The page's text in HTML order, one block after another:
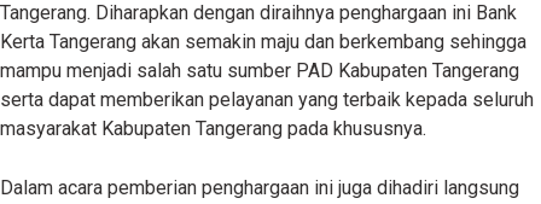
Tangerang. Diharapkan dengan diraihnya penghargaan ini Bank
Kerta Tangerang akan semakin maju dan berkembang sehingga
mampu menjadi salah satu sumber PAD Kabupaten Tangerang
serta dapat memberikan pelayanan yang terbaik kepada seluruh
masyarakat Kabupaten Tangerang pada khususnya.
Dalam acara pemberian penghargaan ini juga dihadiri langsung